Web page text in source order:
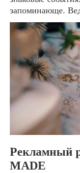
запоминающе.
Рекламный
MADE
графический